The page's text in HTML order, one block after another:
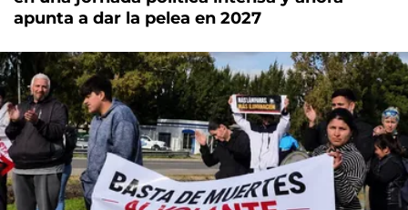
apunta a dar la pelea en 2027